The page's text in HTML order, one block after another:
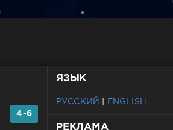
4-6
ЯЗЫК
РУССКИЙ ENGLISH
РЕКЛАМА